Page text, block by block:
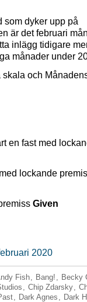
som dyker upp på
är det februari
inlägg tidigare
månader under
och
en fast med
lockande
Given
2020
Fish, Bang! , Becky
, Chip Zdarsky,
, Dark Agnes , Dark